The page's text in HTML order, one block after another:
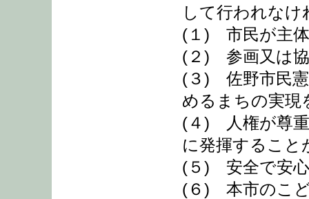
して行われな
(１) 市民が主
(２) 参画又は
(３) 佐野市民憲
めるまちの実現
(４) 人権が尊
に発揮すること
(５) 安全で安
(６) 本市のこど